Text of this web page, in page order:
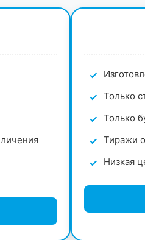
Только
Только
Тиражи
Низкая